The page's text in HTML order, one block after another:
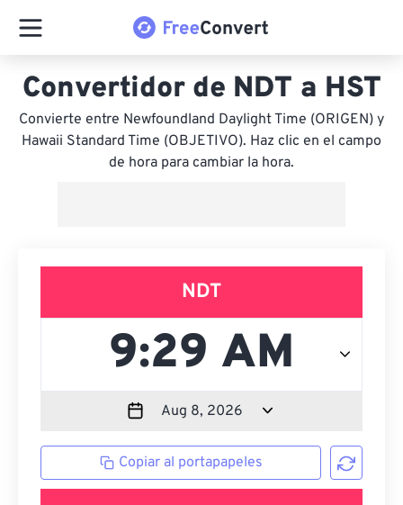
Convertidor de NDT a HST
Convierte entre Newfoundland Daylight Time (ORIGEN) y
Hawaii Standard Time (OBJETIVO). Haz clic en el campo
de hora para cambiar la hora.
NDT
Copiar al portapapeles